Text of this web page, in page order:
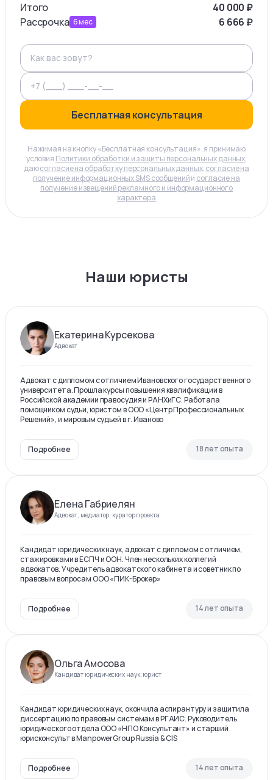
Итого 40 000 ₽
Рассрочка 6мес 6 666 ₽
Бесплатная консультация
Нажимая на кнопку «Бесплатная консультация», я принимаю
условия Политики обработки и защиты персональных данных,
даюсогласие на обработку персональных данных,согласие на
получение информационных SMS сообщенийи согласие на
получение извещений рекламного и информационного
характера
Наши юристы
Екатерина Курсекова
Адвокат
Адвокат с дипломом с отличием Ивановского государственного
университета. Прошла курсы повышения квалификации в
Российской академии правосудия и РАНХиГС. Работала
помощником судьи, юристом в ООО «Центр Профессиональных
Решений», и мировым судьей в г. Иваново
Подробнее 18 лет опыта
Елена Габриелян
Адвокат, медиатор, куратор проекта
Кандидат юридических наук, адвокат с дипломом с отличием,
стажировками в ЕСПЧ и ООН. Член нескольких коллегий
адвокатов. Учредитель адвокатского кабинета и советник по
правовым вопросам ООО «ПИК-Брокер»
Подробнее 14 лет опыта
Ольга Амосова
Кандидат юридических наук, юрист
Кандидат юридических наук, окончила аспирантуру и защитила
диссертацию по правовым системам в РГАИС. Руководитель
юридического отдела ООО «НПО Консультант» и старший
юрисконсульт в ManpowerGroup Russia & CIS
Подробнее 14 лет опыта